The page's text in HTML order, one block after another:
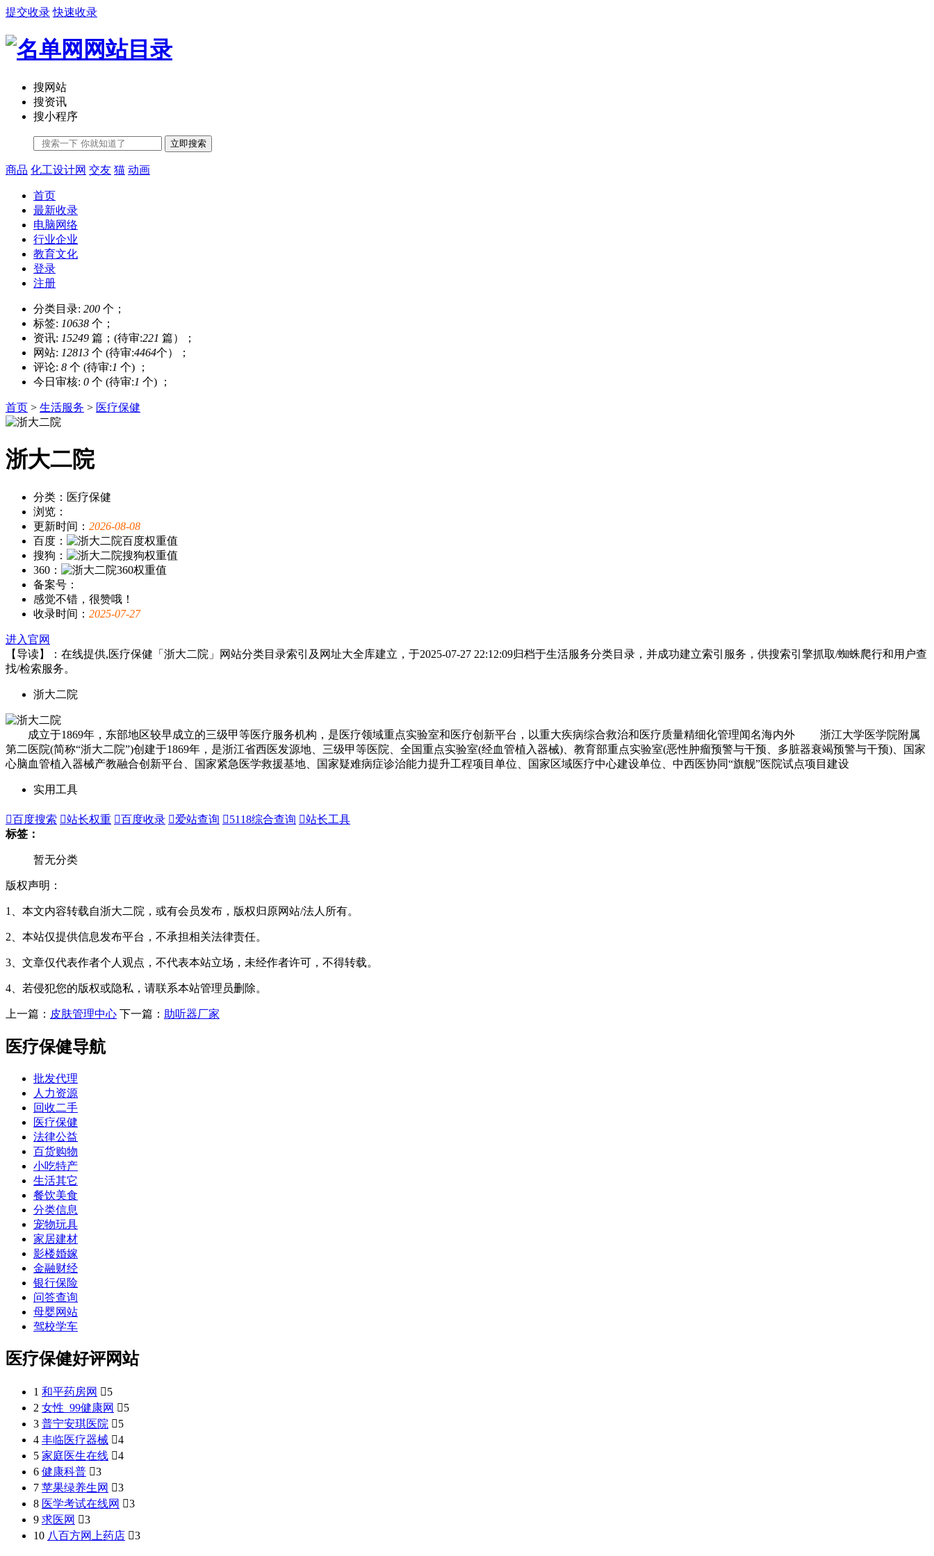
提交收录 快速收录
搜网站
搜资讯
搜小程序
立即搜索
商品 化工设计网 交友 猫 动画
首页
最新收录
电脑网络
行业企业
教育文化
登录
注册
分类目录: 200 个；
标签: 10638 个；
资讯: 15249 篇；(待审:221 篇）；
网站: 12813 个 (待审:4464个）；
评论: 8 个 (待审:1 个) ；
今日审核: 0 个 (待审:1 个) ；
首页 > 生活服务 > 医疗保健
浙大二院
分类：医疗保健
浏览：
更新时间： 2026-08-08
百度：
搜狗：
360：
备案号：
感觉不错，很赞哦！
收录时间： 2025-07-27
进入官网
【导读】：在线提供,医疗保健「浙大二院」网站分类目录索引及网址大全库建立，于2025-07-27 22:12:09归档于生活服务分类目录，并成功建立索引服务，供搜索引擎抓取/蜘蛛爬行和用户查
找/检索服务。
浙大二院
成立于1869年，东部地区较早成立的三级甲等医疗服务机构，是医疗领域重点实验室和医疗创新平台，以重大疾病综合救治和医疗质量精细化管理闻名海内外 浙江大学医学院附属
第二医院(简称“浙大二院”)创建于1869年，是浙江省西医发源地、三级甲等医院、全国重点实验室(经血管植入器械)、教育部重点实验室(恶性肿瘤预警与干预、多脏器衰竭预警与干预)、国家
心脑血管植入器械产教融合创新平台、国家紧急医学救援基地、国家疑难病症诊治能力提升工程项目单位、国家区域医疗中心建设单位、中西医协同“旗舰”医院试点项目建设
实用工具
百度搜索 站长权重 百度收录 爱站查询 5118综合查询 站长工具
标签：
暂无分类
版权声明：
1、本文内容转载自浙大二院，或有会员发布，版权归原网站/法人所有。
2、本站仅提供信息发布平台，不承担相关法律责任。
3、文章仅代表作者个人观点，不代表本站立场，未经作者许可，不得转载。
4、若侵犯您的版权或隐私，请联系本站管理员删除。
上一篇： 皮肤管理中心 下一篇： 助听器厂家
医疗保健导航
批发代理
人力资源
回收二手
医疗保健
法律公益
百货购物
小吃特产
生活其它
餐饮美食
分类信息
宠物玩具
家居建材
影楼婚嫁
金融财经
银行保险
问答查询
母婴网站
驾校学车
医疗保健好评网站
1 和平药房网 5
2 女性_99健康网 5
3 普宁安琪医院 5
4 丰临医疗器械 4
5 家庭医生在线 4
6 健康科普 3
7 苹果绿养生网 3
8 医学考试在线网 3
9 求医网 3
10 八百方网上药店 3